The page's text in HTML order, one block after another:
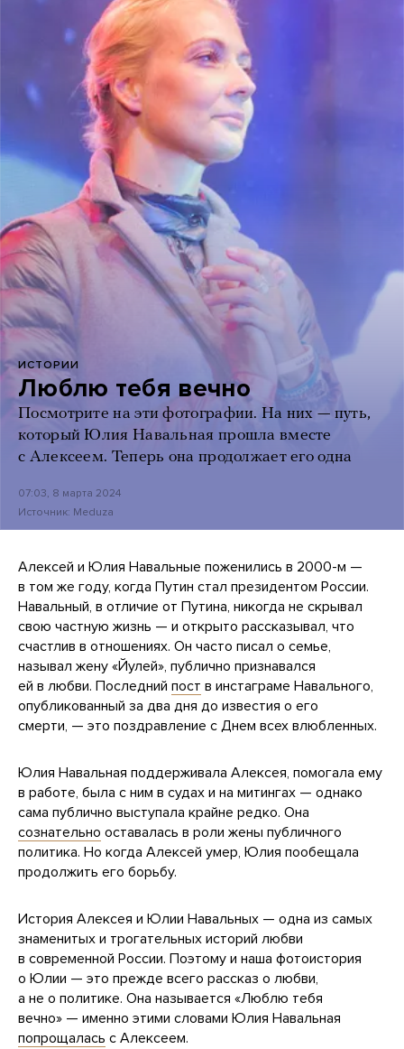
ИСТОРИИ
Люблю тебя вечно
Посмотрите на эти фотографии. На них — путь,
который Юлия Навальная прошла вместе
с Алексеем. Теперь она продолжает его одна
07:03, 8 марта 2024
Источник: Meduza
Алексей и Юлия Навальные поженились в 2000-м —
в том же году, когда Путин стал президентом России.
Навальный, в отличие от Путина, никогда не скрывал
свою частную жизнь — и открыто рассказывал, что
счастлив в отношениях. Он часто писал о семье,
называл жену «Йулей», публично признавался
ей в любви. Последний пост в инстаграме Навального,
опубликованный за два дня до известия о его
смерти, — это поздравление с Днем всех влюбленных.
Юлия Навальная поддерживала Алексея, помогала ему
в работе, была с ним в судах и на митингах — однако
сама публично выступала крайне редко. Она
сознательно оставалась в роли жены публичного
политика. Но когда Алексей умер, Юлия пообещала
продолжить его борьбу.
История Алексея и Юлии Навальных — одна из самых
знаменитых и трогательных историй любви
в современной России. Поэтому и наша фотоистория
о Юлии — это прежде всего рассказ о любви,
а не о политике. Она называется «Люблю тебя
вечно» — именно этими словами Юлия Навальная
попрощалась с Алексеем.